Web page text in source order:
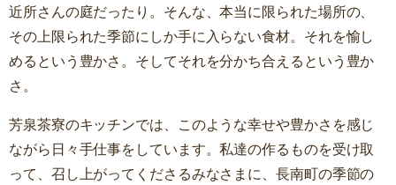
近所さんの庭だったり。そんな、本当に限られた場所の、
その上限られた季節にしか手に入らない食材。それを愉し
めるという豊かさ。そしてそれを分かち合えるという豊か
さ。
芳泉茶寮のキッチンでは、このような幸せや豊かさを感じ
ながら日々手仕事をしています。私達の作るものを受け取
って、召し上がってくださるみなさまに、長南町の季節の